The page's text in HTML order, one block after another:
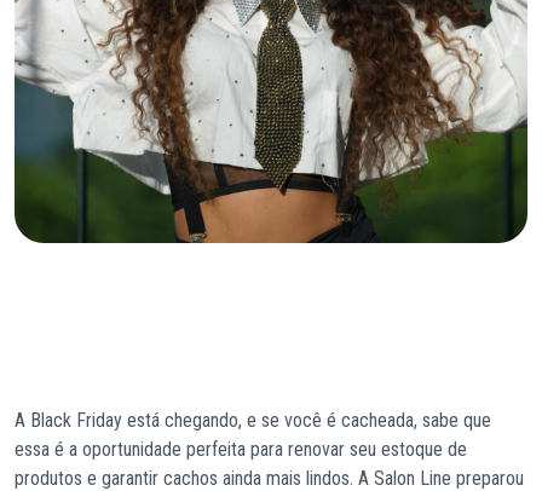
A Black Friday está chegando, e se você é cacheada, sabe que
essa é a oportunidade perfeita para renovar seu estoque de
produtos e garantir cachos ainda mais lindos. A Salon Line preparou